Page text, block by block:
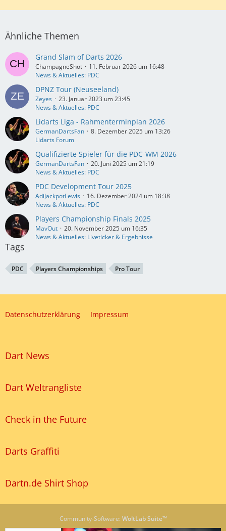
Ähnliche Themen
Grand Slam of Darts 2026
ChampagneShot
11. Februar 2026 um 16:48
News & Aktuelles: PDC
DPNZ Tour (Neuseeland)
Zeyes
23. Januar 2023 um 23:45
News & Aktuelles: PDC
Lidarts Liga - Rahmenterminplan 2026
GermanDartsFan
8. Dezember 2025 um 13:26
Lidarts Forum
Qualifizierte Spieler für die PDC-WM 2026
GermanDartsFan
20. Juni 2025 um 21:19
News & Aktuelles: PDC
PDC Development Tour 2025
AdiJackpotLewis
16. Dezember 2024 um 18:38
News & Aktuelles: PDC
Players Championship Finals 2025
MavOut
20. November 2025 um 16:35
News & Aktuelles: Liveticker & Ergebnisse
Tags
PDC Players Championships Pro Tour
Datenschutzerklärung Impressum
Dart News
Dart Weltrangliste
Check in the Future
Darts Graffiti
Dartn.de Shirt Shop
Community-Software: WoltLab Suite™